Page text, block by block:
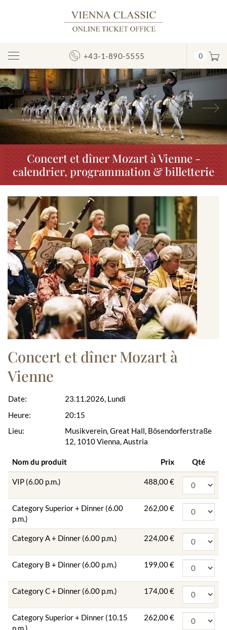
Afficher/masquer
la
navigation
+43-1-890-5555 0
Précédent
Concert et dîner Mozart à Vienne -
calendrier, programmation & billetterie
Concert et dîner Mozart à
Vienne
Date:
Heure:
Lieu:
23.11.2026, Lundi
20:15
Musikverein, Great Hall, Bösendorferstraße
12, 1010 Vienna, Austria
Nom du produit Prix Qté
VIP (6.00 p.m.) 488,00 €
Category Superior + Dinner (6.00
p.m.)
262,00 €
Category A + Dinner (6.00 p.m.) 224,00 €
Category B + Dinner (6.00 p.m.) 199,00 €
Category C + Dinner (6.00 p.m.) 174,00 €
Category Superior + Dinner (10.15
p.m.)
262,00 €